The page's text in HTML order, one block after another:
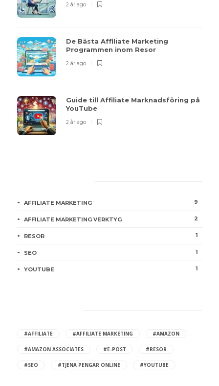
2 år ago
De Bästa Affiliate Marketing
Programmen inom Resor
2 år ago
Guide till Affiliate Marknadsföring på
YouTube
2 år ago
AFFILIATE MARKETING 9
AFFILIATE MARKETING VERKTYG 2
RESOR 1
SEO 1
YOUTUBE 1
#AFFILIATE #AFFILIATE MARKETING #AMAZON
#AMAZON ASSOCIATES #E-POST #RESOR
#SEO #TJENA PENGAR ONLINE #YOUTUBE